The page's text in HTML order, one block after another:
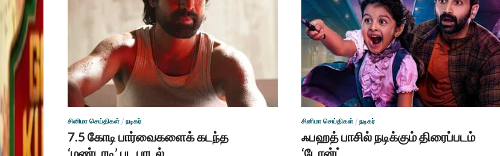
சினிமா செய்திகள் / நடிகர்
7.5 கோடி பார்வைகளைக் கடந்த
‘மண்டாடி’ பட பாடல்
சினிமா செய்திகள் / நடிகர்
ஃபஹத் பாசில் நடிக்கும் திரைப்படம்
‘டோன்ட்